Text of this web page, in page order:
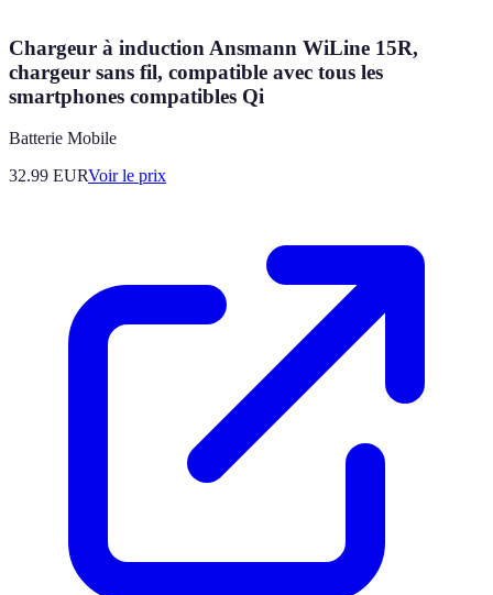
Chargeur à induction Ansmann WiLine 15R,
chargeur sans fil, compatible avec tous les
smartphones compatibles Qi
Batterie Mobile
32.99 EURVoir le prix